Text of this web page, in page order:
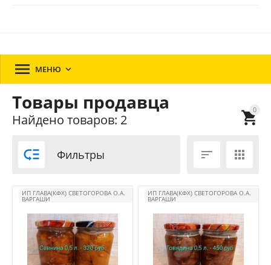
0

 МЕНЮ 
Товары продавца
Найдено товаров: 2
 Фильтры  
ИП ГЛАВА(КФХ) СВЕТОГОРОВА О.А.
ВАРГАШИ
ИП ГЛАВА(КФХ) СВЕТОГОРОВА О.А.
ВАРГАШИ